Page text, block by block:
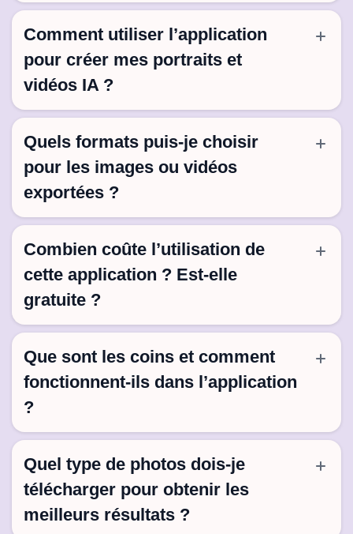
Comment utiliser l’application
pour créer mes portraits et
vidéos IA ?
Quels formats puis-je choisir
pour les images ou vidéos
exportées ?
Combien coûte l’utilisation de
cette application ? Est-elle
gratuite ?
Que sont les coins et comment
fonctionnent-ils dans l’application
?
Quel type de photos dois-je
télécharger pour obtenir les
meilleurs résultats ?